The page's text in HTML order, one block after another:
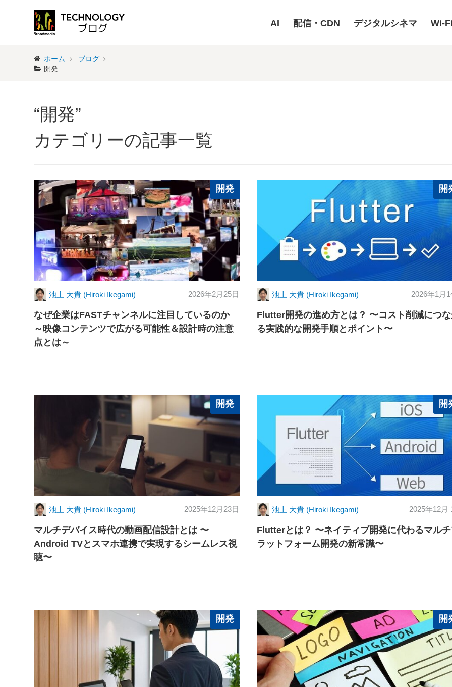
AI 配信・CDN デジタルシネマ Wi-
ホーム
ブログ
開発
“開発”
カテゴリーの記事一覧
開発
池上 大貴 (Hiroki Ikegami) 2026年2月25日
なぜ企業はFASTチャンネルに注目しているのか
～映像コンテンツで広がる可能性＆設計時の注意
点とは～
開
池上 大貴 (Hiroki Ikegami) 2026年1月
Flutter開発の進め方とは？ 〜コスト削減につ
る実践的な開発手順とポイント〜
開発
池上 大貴 (Hiroki Ikegami) 2025年12月23日
マルチデバイス時代の動画配信設計とは 〜
Android TVとスマホ連携で実現するシームレス視
聴〜
開
池上 大貴 (Hiroki Ikegami) 2025年12月
Flutterとは？ 〜ネイティブ開発に代わるマル
ラットフォーム開発の新常識〜
開発 開